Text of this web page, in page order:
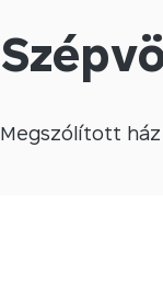
Megszólított